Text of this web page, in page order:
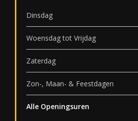
Dinsdag
Woensdag tot Vrijdag
Zaterdag
Zon-, Maan- & Feestdagen
Alle Openingsuren